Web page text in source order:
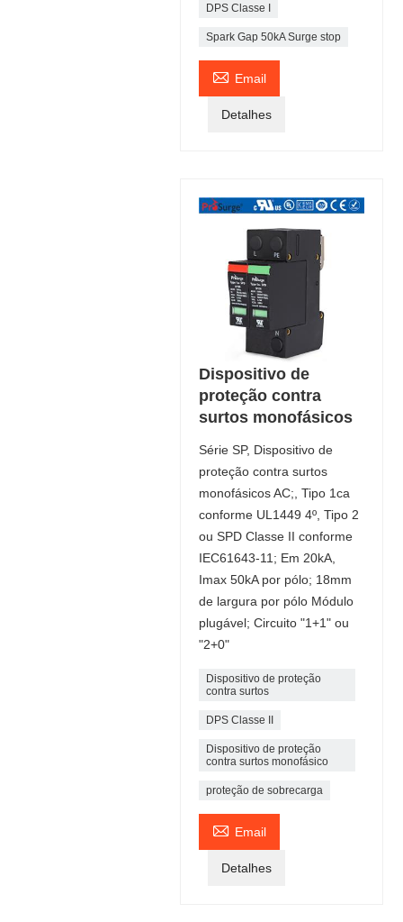
DPS Classe I
Spark Gap 50kA Surge stop
 Email
Detalhes
Dispositivo de
proteção contra
surtos monofásicos
Série SP, Dispositivo de
proteção contra surtos
monofásicos AC;, Tipo 1ca
conforme UL1449 4º, Tipo 2
ou SPD Classe II conforme
IEC61643-11; Em 20kA,
Imax 50kA por pólo; 18mm
de largura por pólo Módulo
plugável; Circuito "1+1" ou
"2+0"
Dispositivo de proteção
contra surtos
DPS Classe II
Dispositivo de proteção
contra surtos monofásico
proteção de sobrecarga
 Email
Detalhes